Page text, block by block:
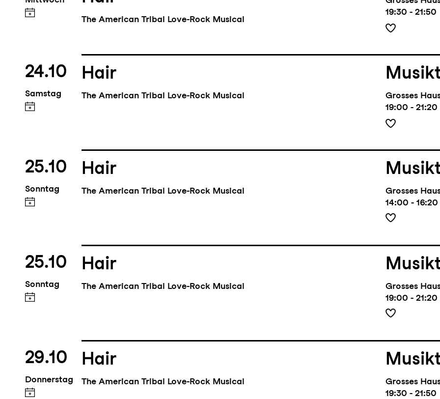
The American Tribal Love-Rock Musical
19:30 - 21:50
24.10
Samstag
Hair
The American Tribal Love-Rock Musical
Grosses
19:00 - 21:20
25.10
Sonntag
Hair
The American Tribal Love-Rock Musical
Grosses
14:00 - 16:20
25.10
Sonntag
Hair
The American Tribal Love-Rock Musical
Grosses
19:00 - 21:20
29.10
Donnerstag
Hair
The American Tribal Love-Rock Musical
Grosses
19:30 - 21:50